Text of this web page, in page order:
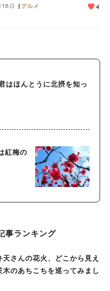
日 グルメ 4
はほんとうに北摂を知っ
紅梅の
事ランキング
天さんの花火、どこから見え
木のあちこちを巡ってみまし